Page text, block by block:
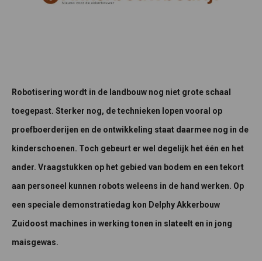
Robotisering wordt in de landbouw nog niet grote schaal
toegepast. Sterker nog, de technieken lopen vooral op
proefboerderijen en de ontwikkeling staat daarmee nog in de
kinderschoenen. Toch gebeurt er wel degelijk het één en het
ander. Vraagstukken op het gebied van bodem en een tekort
aan personeel kunnen robots weleens in de hand werken. Op
een speciale demonstratiedag kon Delphy Akkerbouw
Zuidoost machines in werking tonen in slateelt en in jong
maisgewas.